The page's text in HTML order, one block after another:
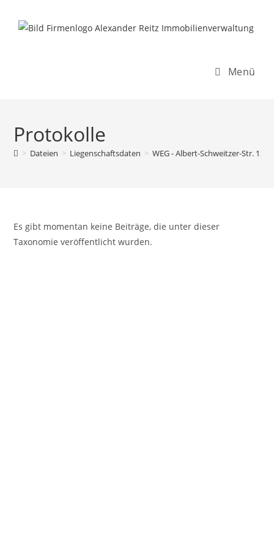
Inhalt
Menü
Protokolle
> Dateien > Liegenschaftsdaten > WEG - Albert-Schweitzer-Str. 13-
Es gibt momentan keine Beiträge, die unter dieser
Taxonomie veröffentlicht wurden.